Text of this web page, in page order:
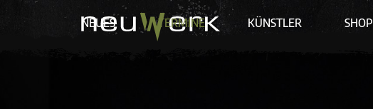
NEUES TERMINE KÜNSTLER SHOP